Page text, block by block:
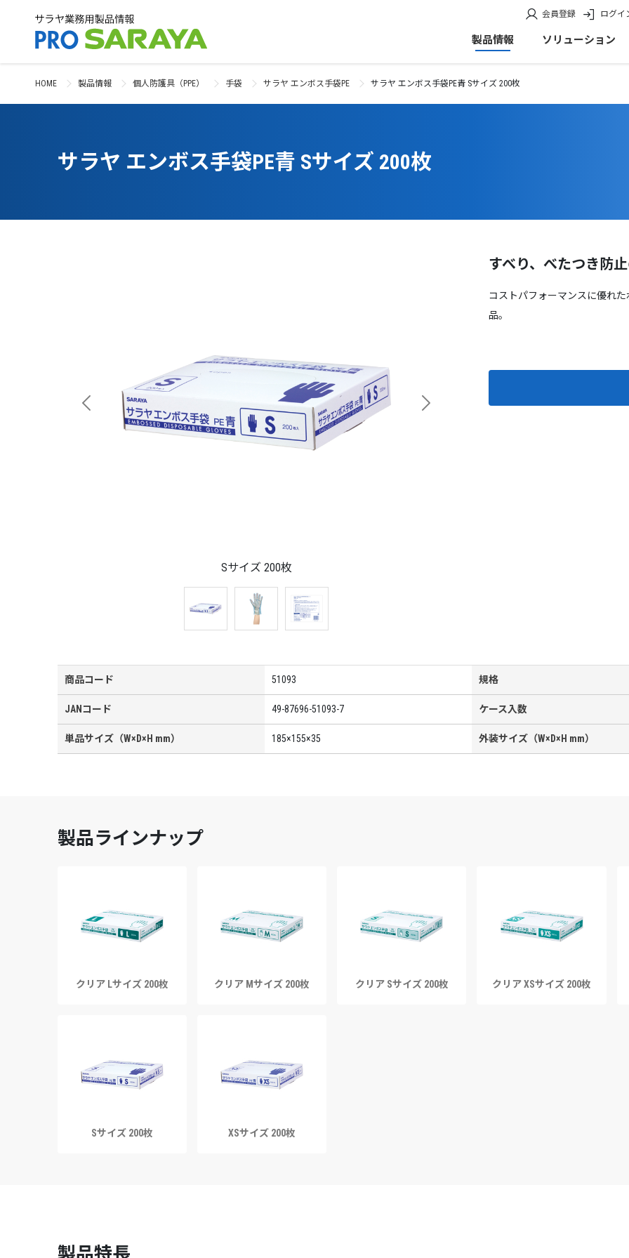
会員登録 ログイ
製品情報 ソリューション
HOME 製品情報 個人防護具（PPE） 手袋 サラヤ エンボス手袋PE サラヤ エンボス手袋PE青 Sサイズ 200枚
サラヤ エンボス手袋PE青 Sサイズ 200枚
Previous Next
Sサイズ 200枚
すべり、べたつき防
コストパフォーマンスに優れ
品。
商品コード 51093
JANコード 49-87696-51093-7
単品サイズ（W×D×H mm） 185×155×35
規格
ケース入数
外装サイズ（W×D×H mm）
製品ラインナップ
クリア Lサイズ 200枚 クリア Mサイズ 200枚 クリア Sサイズ 200枚 クリア XSサイズ 200枚
Sサイズ 200枚 XSサイズ 200枚
製品特長